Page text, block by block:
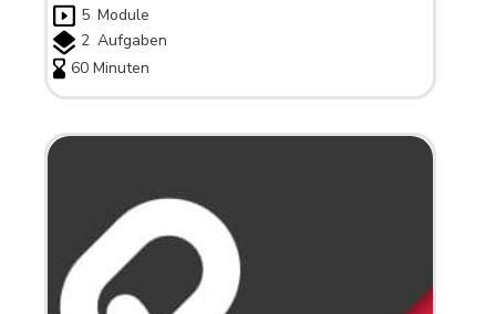
5 Module
2 Aufgaben
60 Minuten